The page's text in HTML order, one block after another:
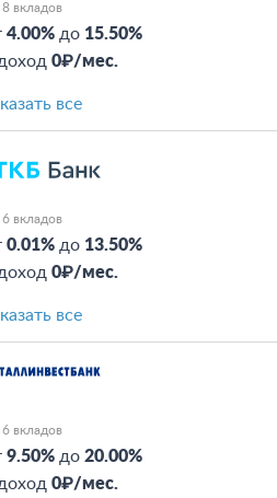
8 вкладов
4.00% до 15.50%
0₽/мес.
все
6 вкладов
0.01% до 13.50%
0₽/мес.
все
6 вкладов
9.50% до 20.00%
0₽/мес.